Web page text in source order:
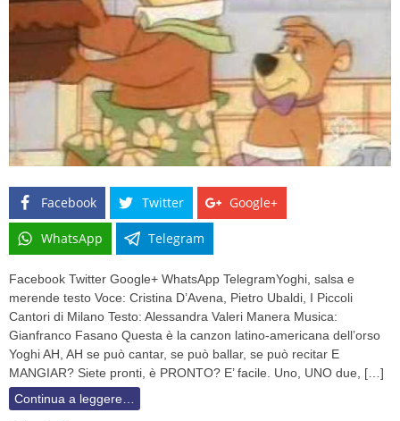
Facebook Twitter Google+
WhatsApp Telegram
Facebook Twitter Google+ WhatsApp TelegramYoghi, salsa e
merende testo Voce: Cristina D’Avena, Pietro Ubaldi, I Piccoli
Cantori di Milano Testo: Alessandra Valeri Manera Musica:
Gianfranco Fasano Questa è la canzon latino-americana dell’orso
Yoghi AH, AH se può cantar, se può ballar, se può recitar E
MANGIAR? Siete pronti, è PRONTO? E’ facile. Uno, UNO due, […]
Continua a leggere…